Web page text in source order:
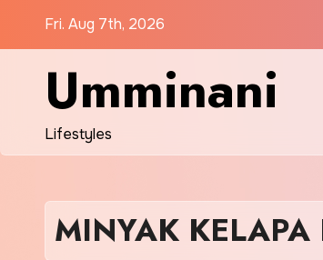
Fri. Aug 7th, 2026
Umminani
Lifestyles
MINYAK KELAPA